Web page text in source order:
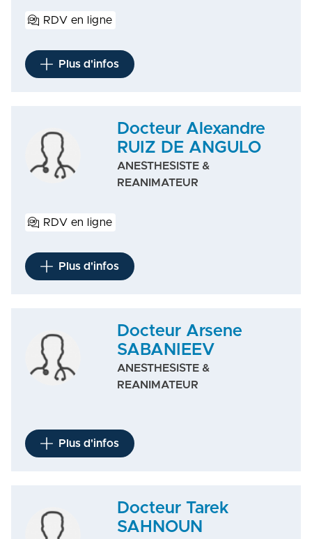
RDV en ligne
Plus d'infos
Docteur Alexandre
RUIZ DE ANGULO
ANESTHESISTE &
REANIMATEUR
RDV en ligne
Plus d'infos
Docteur Arsene
SABANIEEV
ANESTHESISTE &
REANIMATEUR
Plus d'infos
Docteur Tarek
SAHNOUN